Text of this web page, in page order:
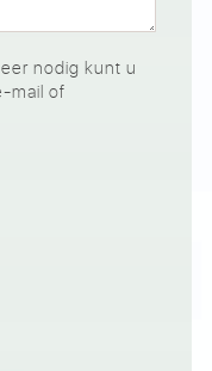
nodig kunt u
mail of